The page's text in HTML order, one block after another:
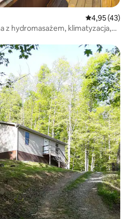
Średnia
4,95 (43)
z hydromasażem, klimatyzacja,
Wybór gości